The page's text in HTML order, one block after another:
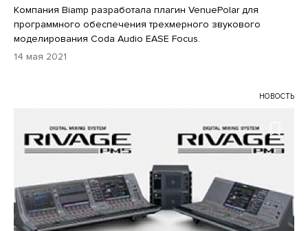
Компания Biamp разработала плагин VenuePolar для
программного обеспечения трехмерного звукового
моделирования Coda Audio EASE Focus.
14 мая 2021
НОВОСТЬ